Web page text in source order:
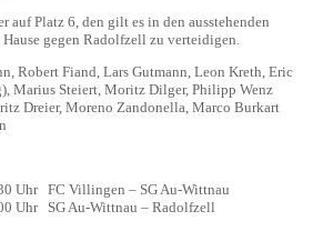
auf Platz 6, den gilt es in den ausstehenden
gegen Radolfzell zu verteidigen.
Robert Fiand, Lars Gutmann, Leon Kreth, Eric
Marius Steiert, Moritz Dilger, Philipp Wenz
Dreier, Moreno Zandonella, Marco Burkart
Uhr FC Villingen – SG Au-Wittnau
Uhr SG Au-Wittnau – Radolfzell